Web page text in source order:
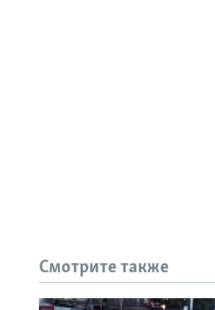
Смотрите также